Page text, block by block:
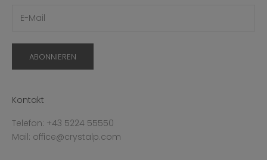
ABONNIEREN
Kontakt
Telefon: +43 5224 55550
Mail: office@crystalp.com